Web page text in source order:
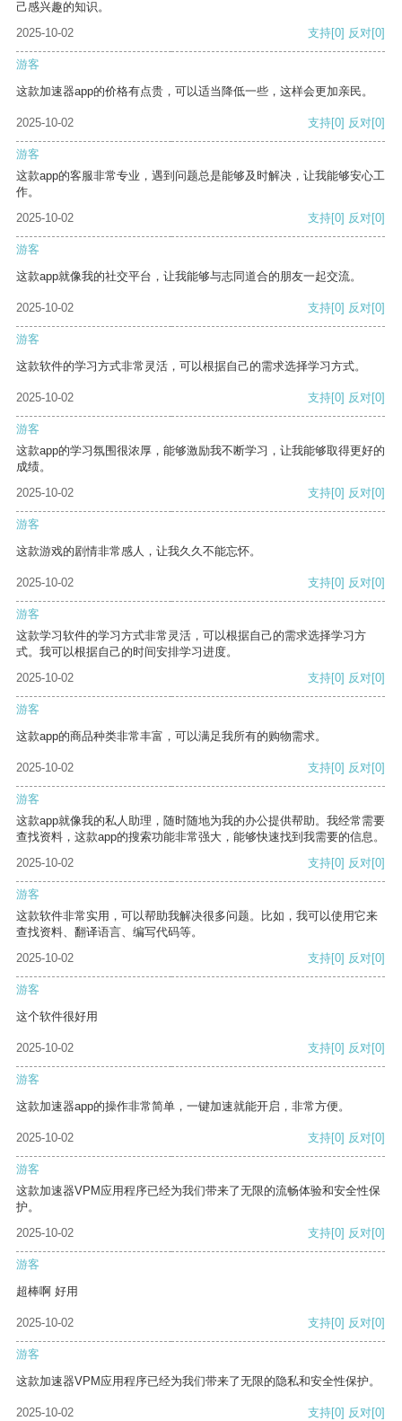
己感兴趣的知识。
2025-10-02
支持[0] 反对[0]
游客
这款加速器app的价格有点贵，可以适当降低一些，这样会更加亲民。
2025-10-02 支持[0] 反对[0]
游客
这款app的客服非常专业，遇到问题总是能够及时解决，让我能够安心工
作。
2025-10-02
支持[0] 反对[0]
游客
这款app就像我的社交平台，让我能够与志同道合的朋友一起交流。
2025-10-02 支持[0] 反对[0]
游客
这款软件的学习方式非常灵活，可以根据自己的需求选择学习方式。
2025-10-02 支持[0] 反对[0]
游客
这款app的学习氛围很浓厚，能够激励我不断学习，让我能够取得更好的
成绩。
2025-10-02
支持[0] 反对[0]
游客
这款游戏的剧情非常感人，让我久久不能忘怀。
2025-10-02 支持[0] 反对[0]
游客
这款学习软件的学习方式非常灵活，可以根据自己的需求选择学习方
式。我可以根据自己的时间安排学习进度。
2025-10-02
支持[0] 反对[0]
游客
这款app的商品种类非常丰富，可以满足我所有的购物需求。
2025-10-02 支持[0] 反对[0]
游客
这款app就像我的私人助理，随时随地为我的办公提供帮助。我经常需要
查找资料，这款app的搜索功能非常强大，能够快速找到我需要的信息。
2025-10-02
支持[0] 反对[0]
游客
这款软件非常实用，可以帮助我解决很多问题。比如，我可以使用它来
查找资料、翻译语言、编写代码等。
2025-10-02
支持[0] 反对[0]
游客
这个软件很好用
2025-10-02 支持[0] 反对[0]
游客
这款加速器app的操作非常简单，一键加速就能开启，非常方便。
2025-10-02 支持[0] 反对[0]
游客
这款加速器VPM应用程序已经为我们带来了无限的流畅体验和安全性保
护。
2025-10-02
支持[0] 反对[0]
游客
超棒啊 好用
2025-10-02 支持[0] 反对[0]
游客
这款加速器VPM应用程序已经为我们带来了无限的隐私和安全性保护。
2025-10-02 支持[0] 反对[0]